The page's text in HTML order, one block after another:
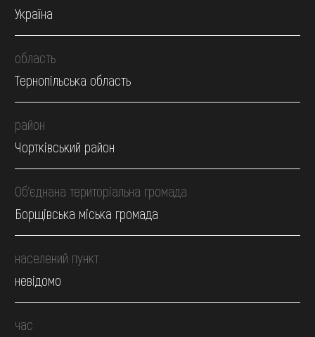
Україна
область
Тернопільська область
район
Чортківський район
Об’єднана територіальна громада
Борщівська міська громада
населений пункт
невідомо
час